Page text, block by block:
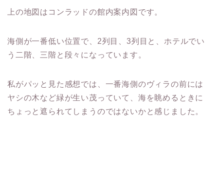
上の地図はコンラッドの館内案内図です。
海側が一番低い位置で、2列目、3列目と、ホテルでい
う二階、三階と段々になっています。
私がパッと見た感想では、一番海側のヴィラの前には
ヤシの木など緑が生い茂っていて、海を眺めるときに
ちょっと遮られてしまうのではないかと感じました。